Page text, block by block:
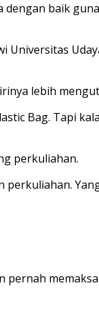
baik
lebih
Bag. Tapi
perkuliahan.
perkuliahan.
pernah